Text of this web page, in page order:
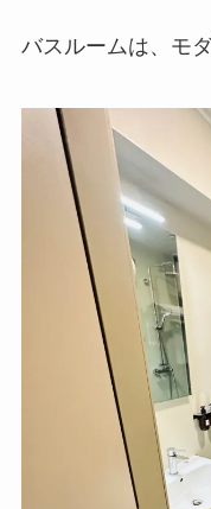
バスルームは、モ